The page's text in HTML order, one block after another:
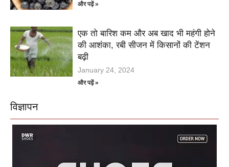
और पढ़ें »
एक तो बारिश कम और अब खाद भी महंगी होने
की आशंका, रबी सीजन में किसानों की टेंशन
बढ़ी
January 24, 2024
और पढ़ें »
विज्ञापन